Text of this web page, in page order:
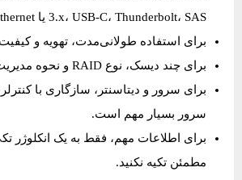
3.x، USB-C، Thunderbolt، SAS یا Ethernet.
برای استفاده طولانی‌مدت، تهویه و
برای چند دیسک، نوع RAID و نحوه مدیریت آن را بررسی کنید.
سرور بسیار مهم است.
برای اطلاعات مهم، فقط به یک انکلوژر
مطمئن تکیه نکنید.